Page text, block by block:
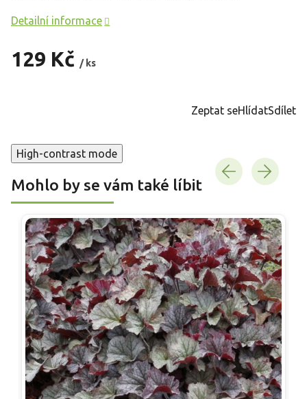
129 Kč / ks
Detailní informace
Zeptat seHlídatSdílet
High-contrast mode
Mohlo by se vám také líbit